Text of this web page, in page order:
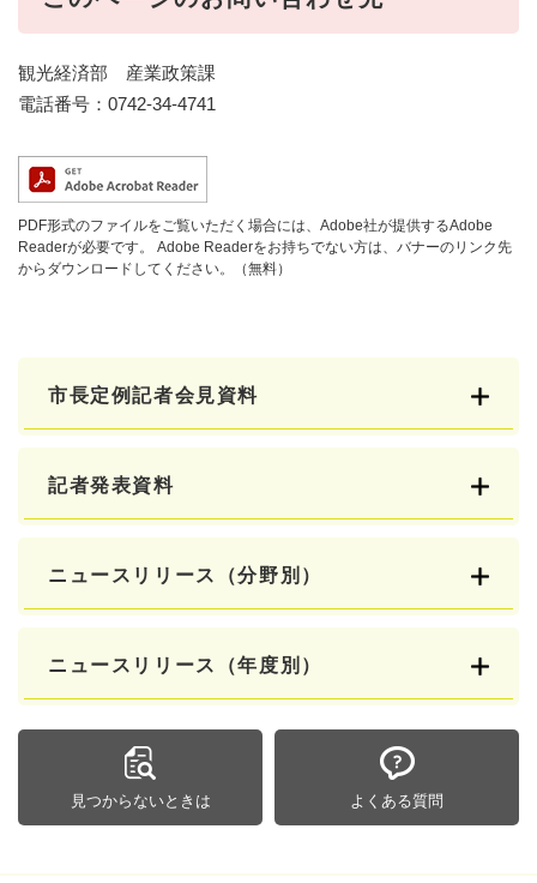
観光経済部 産業政策課
電話番号：0742-34-4741
PDF形式のファイルをご覧いただく場合には、Adobe社が提供するAdobe
Readerが必要です。
Adobe Readerをお持ちでない方は、バナーのリンク先
からダウンロードしてください。（無料）
市長定例記者会見資料
記者発表資料
ニュースリリース（分野別）
ニュースリリース（年度別）
見つからないときは よくある質問